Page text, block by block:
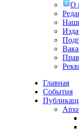
О
Главная
События